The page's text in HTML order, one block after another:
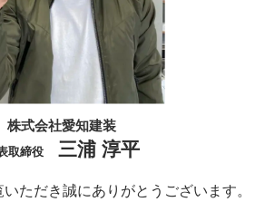
株式会社愛知建装
取締役 三浦 淳平
ただき誠にありがとうございます。